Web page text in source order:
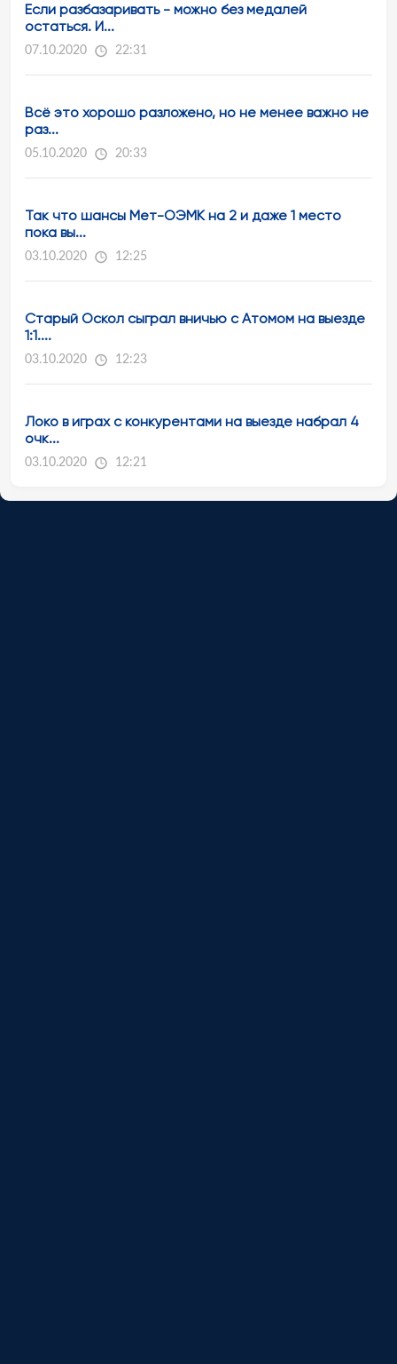
Если разбазаривать - можно без медалей
остаться. И...
07.10.2020 22:31
Всё это хорошо разложено, но не менее важно не
раз...
05.10.2020 20:33
Так что шансы Мет-ОЭМК на 2 и даже 1 место
пока вы...
03.10.2020 12:25
Старый Оскол сыграл вничью с Атомом на выезде
1:1....
03.10.2020 12:23
Локо в играх с конкурентами на выезде набрал 4
очк...
03.10.2020 12:21